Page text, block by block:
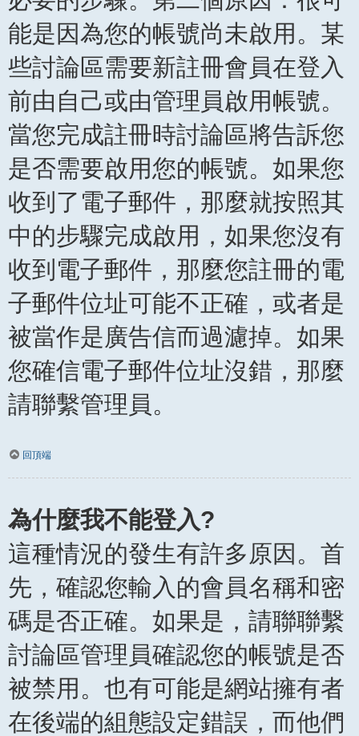
能是因為您的帳號尚未啟用。某
些討論區需要新註冊會員在登入
前由自己或由管理員啟用帳號。
當您完成註冊時討論區將告訴您
是否需要啟用您的帳號。如果您
收到了電子郵件，那麼就按照其
中的步驟完成啟用，如果您沒有
收到電子郵件，那麼您註冊的電
子郵件位址可能不正確，或者是
被當作是廣告信而過濾掉。如果
您確信電子郵件位址沒錯，那麼
請聯繫管理員。
回頂端
為什麼我不能登入?
這種情況的發生有許多原因。首
先，確認您輸入的會員名稱和密
碼是否正確。如果是，請聯聯繫
討論區管理員確認您的帳號是否
被禁用。也有可能是網站擁有者
在後端的組態設定錯誤，而他們